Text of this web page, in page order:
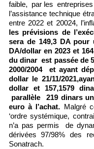
faible, par les
l’assistance technique
entre 2022 et 20024,
les prévisions de
sera de 149,3 DA pour
DA/dollar en 2023 et
du dinar est passée de
2000/2004 et ayant
dollar le 21/11/
dollar et 157,1579
parallèle 219 dinars
euro à l’achat. Malgré
‘ordre systémique,
n’a pas permis de
dérivées 97/98% des
Sonatrach.